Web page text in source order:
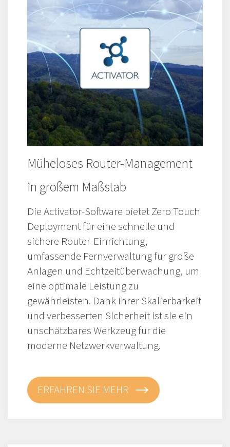
Müheloses Router-Management
in großem Maßstab
Die Activator-Software bietet Zero Touch
Deployment für eine schnelle und
sichere Router-Einrichtung,
umfassende Fernverwaltung für große
Anlagen und Echtzeitüberwachung, um
eine optimale Leistung zu
gewährleisten. Dank ihrer Skalierbarkeit
und verbesserten Sicherheit ist sie ein
unschätzbares Werkzeug für die
moderne Netzwerkverwaltung.
ERFAHREN SIE MEHR